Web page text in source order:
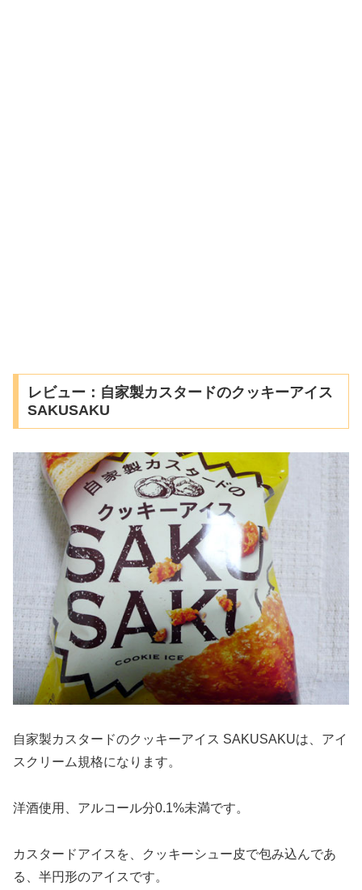
レビュー：自家製カスタードのクッキーアイス
SAKUSAKU
自家製カスタードのクッキーアイス SAKUSAKUは、アイ
スクリーム規格になります。
洋酒使用、アルコール分0.1%未満です。
カスタードアイスを、クッキーシュー皮で包み込んであ
る、半円形のアイスです。